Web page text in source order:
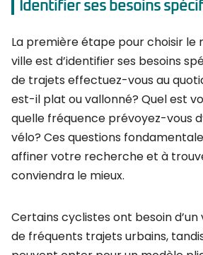
Identifier ses besoins
La première étape pour choisir le
ville est d’identifier ses besoins
de trajets effectuez-vous au
est-il plat ou vallonné? Quel est
quelle fréquence prévoyez-vous
vélo? Ces questions
affiner votre recherche et à
conviendra le mieux.
Certains cyclistes ont besoin
de fréquents trajets urbains,